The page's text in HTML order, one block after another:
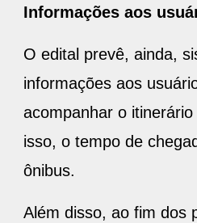
Informações aos
O edital prevê, ainda,
informações aos
acompanhar o
isso, o tempo de
ônibus.
Além disso, ao fim dos